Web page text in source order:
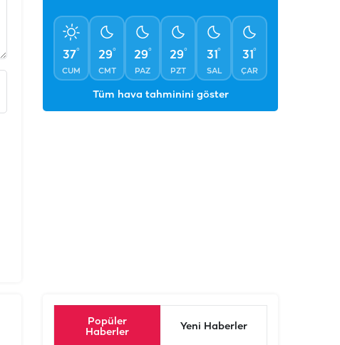
37°
CUM
29°
CMT
29°
PAZ
29°
PZT
31°
SAL
31°
ÇAR
Tüm hava tahminini göster
Popüler
Haberler
Yeni Haberler